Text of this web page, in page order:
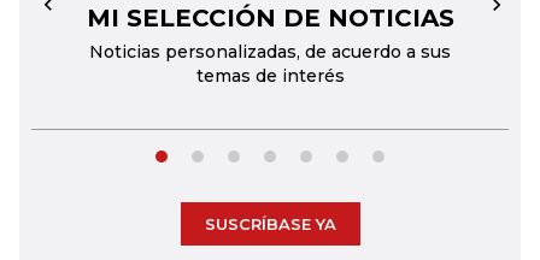
MI SELECCIÓN DE NOTICIAS
Noticias personalizadas, de acuerdo a sus
temas de interés
← →
SUSCRÍBASE YA